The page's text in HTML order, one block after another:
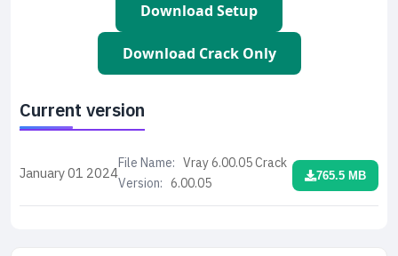
Download Setup
Download Crack Only
Current version
January 01 2024
File Name: Vray 6.00.05 Crack
Version: 6.00.05 765.5 MB